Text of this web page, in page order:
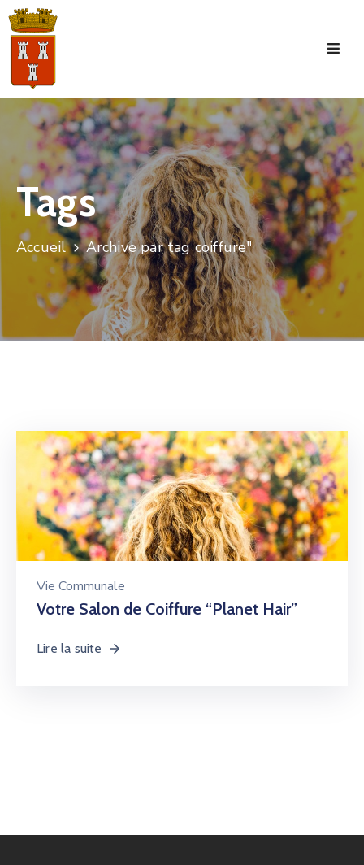
Accueil
La
Commune
Tourisme
Manifestations
Vie
Municipale
Services
Tags
Accueil Archive par tag coiffure"
Vie Communale
Votre Salon de Coiffure “Planet Hair”
Lire la suite